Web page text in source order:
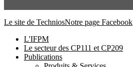
Le site de TechniosNotre page Facebook
L'IFPM
Le secteur des CP111 et CP209
Publications